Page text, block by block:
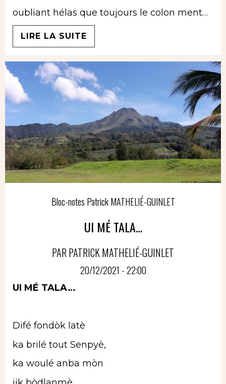
oubliant hélas que toujours le colon ment…
LIRE LA SUITE
Bloc-notes Patrick MATHELIÉ-GUINLET
UI MÉ TALA…
PAR PATRICK MATHELIÉ-GUINLET
20/12/2021 - 22:00
UI MÉ TALA…
Difé fondòk latè
ka brilé tout Senpyè,
ka woulé anba mòn